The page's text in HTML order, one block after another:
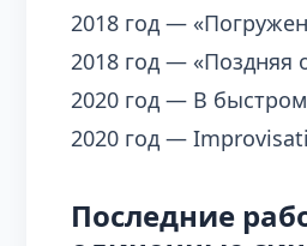
2018 год —
2018 год — «Поздняя
2020 год — В
2020 год —
Последние